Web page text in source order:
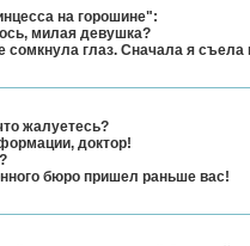
на горошине":
милая девушка?
сомкнула глаз. Сначала я съела
жалуетесь?
доктор!
бюро пришел раньше вас!